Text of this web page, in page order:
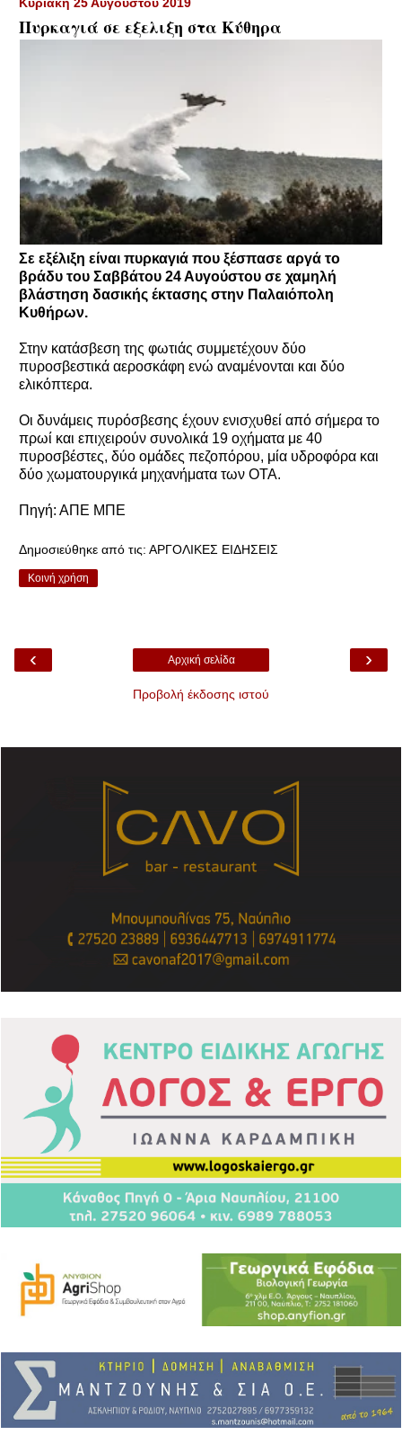
Πυρκαγιά σε εξελιξη στα Κύθηρα
Σε εξέλιξη είναι πυρκαγιά που ξέσπασε αργά το
βράδυ του Σαββάτου 24 Αυγούστου σε χαμηλή
βλάστηση δασικής έκτασης στην Παλαιόπολη
Κυθήρων.
Στην κατάσβεση της φωτιάς συμμετέχουν δύο
πυροσβεστικά αεροσκάφη ενώ αναμένονται και δύο
ελικόπτερα.
Οι δυνάμεις πυρόσβεσης έχουν ενισχυθεί από σήμερα το
πρωί και επιχειρούν συνολικά 19 οχήματα με 40
πυροσβέστες, δύο ομάδες πεζοπόρου, μία υδροφόρα και
δύο χωματουργικά μηχανήματα των ΟΤΑ.
Πηγή: ΑΠΕ ΜΠΕ
Δημοσιεύθηκε από τις: ΑΡΓΟΛΙΚΕΣ ΕΙΔΗΣΕΙΣ
Κοινή χρήση
‹ ›
Αρχική σελίδα
Προβολή έκδοσης ιστού